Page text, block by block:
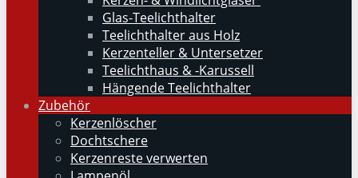
Glas-Teelichthalter
Teelichthalter aus Holz
Kerzenteller & Untersetzer
Teelichthaus & -Karussell
Hängende Teelichthalter
Zubehör
Kerzenlöscher
Dochtschere
Kerzenreste verwerten